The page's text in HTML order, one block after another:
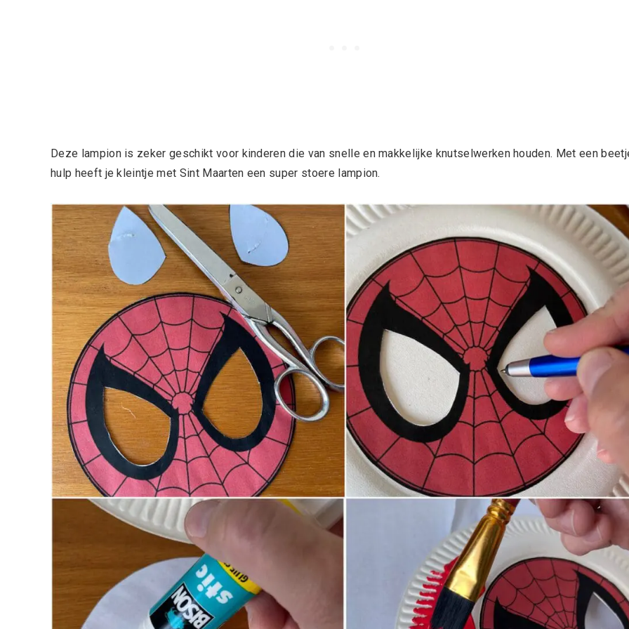
Deze lampion is zeker geschikt voor kinderen die van snelle en makkelijke knutselwerken houden. Met een
hulp heeft je kleintje met Sint Maarten een super stoere lampion.